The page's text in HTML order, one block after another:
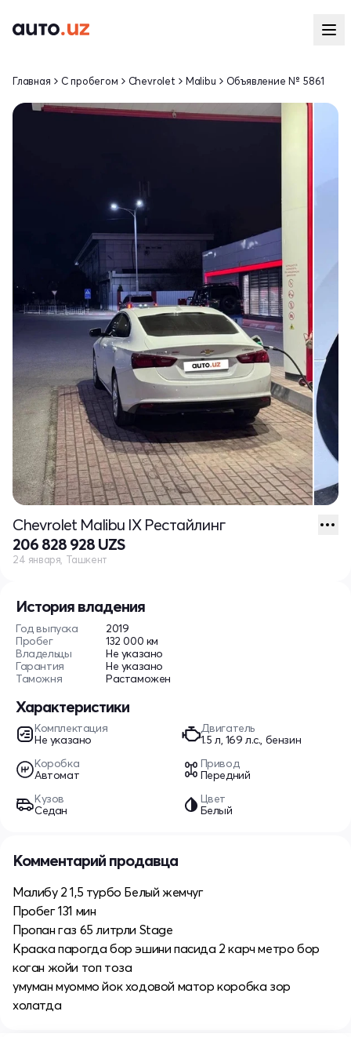
История владения
Год выпуска
2019
Пробег
132 000 км
Владельцы
Не указано
Гарантия
Не указано
Таможня
Растаможен
Характеристики
Комплектация
Не указано
Двигатель
1.5 л, 169 л.с., бензин
Коробка
Автомат
Привод
Передний
Кузов
Седан
Цвет
Белый
Главная С пробегом Chevrolet Malibu Объявление № 5861
Chevrolet Malibu IX Рестайлинг
206 828 928 UZS
24 января, Ташкент
Комментарий продавца
Малибу 2 1,5 турбо Белый жемчуг
Пробег 131 мин
Пропан газ 65 литрли Stage
Краска парогда бор эшини пасида 2 карч метро бор
коган жойи топ тоза
умуман муоммо йок ходовой матор коробка зор
холатда